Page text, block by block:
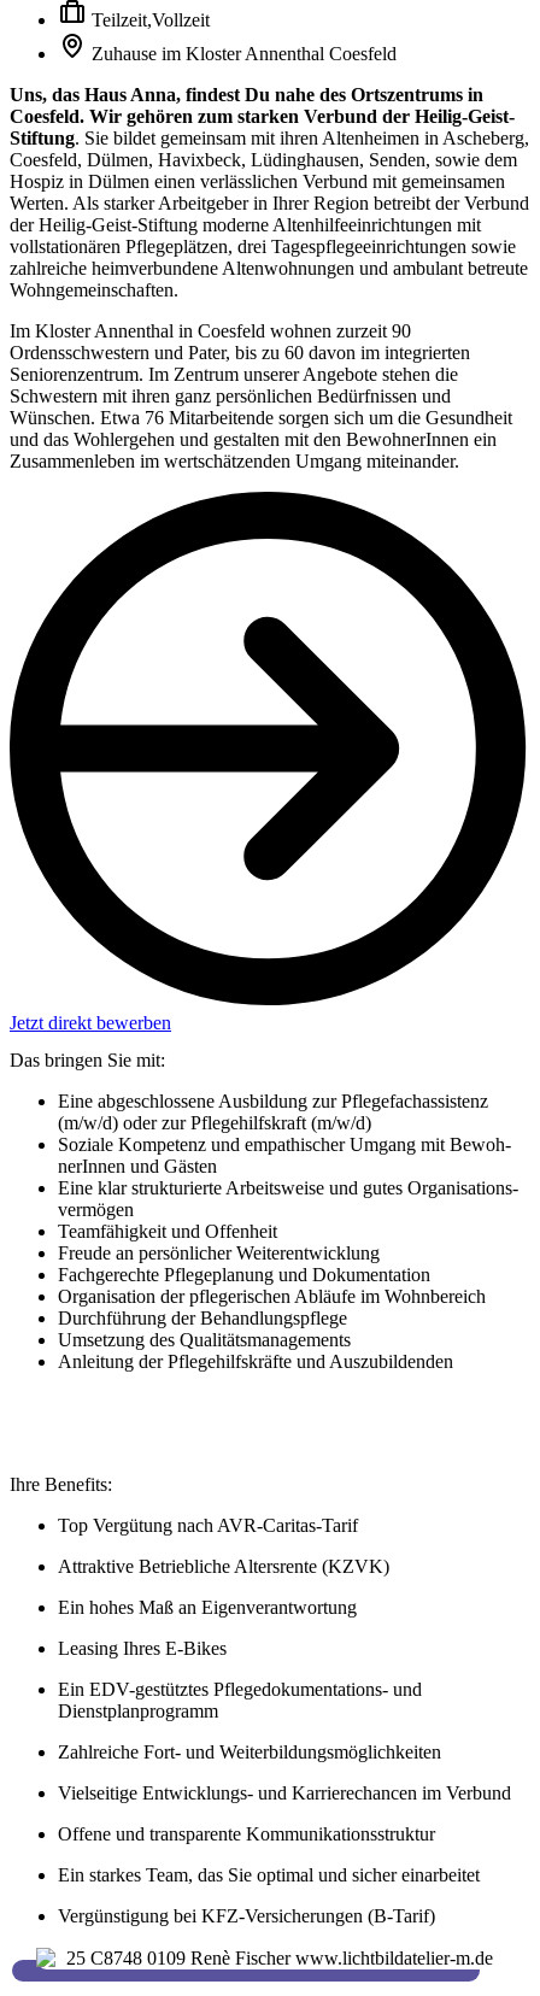
Teilzeit,Vollzeit
Zuhause im Kloster Annenthal Coesfeld
Uns, das Haus Anna, findest Du nahe des Ortszentrums in
Coesfeld. Wir gehören zum starken Verbund der Heilig-Geist-
Stiftung. Sie bildet gemeinsam mit ihren Altenheimen in Ascheberg,
Coesfeld, Dülmen, Havixbeck, Lüdinghausen, Senden, sowie dem
Hospiz in Dülmen einen verlässlichen Verbund mit gemeinsamen
Werten. Als starker Arbeitgeber in Ihrer Region betreibt der Verbund
der Heilig-Geist-Stiftung moderne Altenhilfeeinrichtungen mit
vollstationären Pflegeplätzen, drei Tagespflegeeinrichtungen sowie
zahlreiche heimverbundene Altenwohnungen und ambulant betreute
Wohngemeinschaften.
Im Kloster Annenthal in Coesfeld wohnen zurzeit 90
Ordensschwestern und Pater, bis zu 60 davon im integrierten
Seniorenzentrum. Im Zentrum unserer Angebote stehen die
Schwestern mit ihren ganz persönlichen Bedürfnissen und
Wünschen. Etwa 76 Mitarbeitende sorgen sich um die Gesundheit
und das Wohlergehen und gestalten mit den BewohnerInnen ein
Zusammenleben im wertschätzenden Umgang miteinander.
Jetzt direkt bewerben
Das bringen Sie mit:
Eine abgeschlossene Ausbildung zur Pflegefachassistenz
(m/w/d) oder zur Pflegehilfskraft (m/w/d)
So­zia­le Kom­pe­tenz und em­pa­thi­scher Um­gang mit Be­woh­
nerInnen und Gäs­ten
Eine klar struk­tu­rier­te Ar­beits­wei­se und gutes Or­ga­ni­sa­ti­ons­
ver­mö­gen
Team­fä­hig­keit und Offenheit
Freu­de an per­sön­li­cher Wei­ter­ent­wick­lung
Fachgerechte Pflegeplanung und Dokumentation
Organisation der pflegerischen Abläufe im Wohnbereich
Durchführung der Behandlungspflege
Umsetzung des Qualitätsmanagements
Anleitung der Pflegehilfskräfte und Auszubildenden
Ihre Benefits:
Top Vergütung nach AVR-Caritas-Tarif
Attraktive Betriebliche Altersrente (KZVK)
Ein hohes Maß an Eigenverantwortung
Leasing Ihres E-Bikes
Ein EDV-gestütztes Pflegedokumentations- und
Dienstplanprogramm
Zahlreiche Fort- und Weiterbildungsmöglichkeiten
Vielseitige Entwicklungs- und Karrierechancen im Verbund
Offene und transparente Kommunikationsstruktur
Ein starkes Team, das Sie optimal und sicher einarbeitet
Vergünstigung bei KFZ-Versicherungen (B-Tarif)